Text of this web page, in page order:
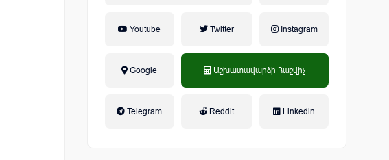
Youtube Twitter Instagram
Google Աշխատավարձի Հաշվիչ
Telegram Reddit Linkedin